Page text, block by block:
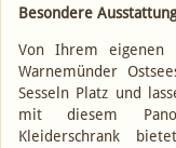
Besondere Ausstattung
Von Ihrem eigenen
Warnemünder
Sesseln Platz und
mit diesem
Kleiderschrank